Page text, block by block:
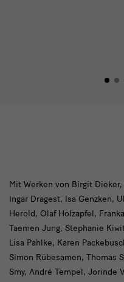
Mit
Werken
von
Mit Werken von Birgit
Ingar Dragest, Isa Genzken,
Herold, Olaf Holzapfel,
Taemen Jung, Stephanie
Lisa Pahlke, Karen
Simon Rübesamen, Thomas
Smy, André Tempel, Jorinde